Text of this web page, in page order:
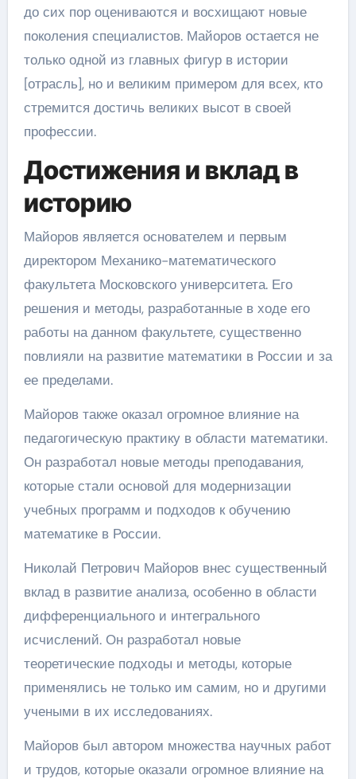
до сих пор оцениваются и восхищают новые
поколения специалистов. Майоров остается не
только одной из главных фигур в истории
[отрасль], но и великим примером для всех, кто
стремится достичь великих высот в своей
профессии.
Достижения и вклад в
историю
Майоров является основателем и первым
директором Механико-математического
факультета Московского университета. Его
решения и методы, разработанные в ходе его
работы на данном факультете, существенно
повлияли на развитие математики в России и за
ее пределами.
Майоров также оказал огромное влияние на
педагогическую практику в области математики.
Он разработал новые методы преподавания,
которые стали основой для модернизации
учебных программ и подходов к обучению
математике в России.
Николай Петрович Майоров внес существенный
вклад в развитие анализа, особенно в области
дифференциального и интегрального
исчислений. Он разработал новые
теоретические подходы и методы, которые
применялись не только им самим, но и другими
учеными в их исследованиях.
Майоров был автором множества научных работ
и трудов, которые оказали огромное влияние на